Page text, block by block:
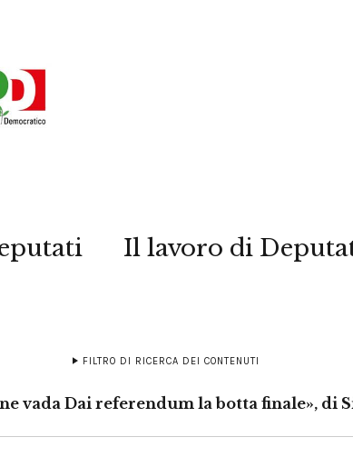
Il lavoro di
FILTRO DI RICERCA DEI CONTENUTI
vada Dai referendum la botta finale», di